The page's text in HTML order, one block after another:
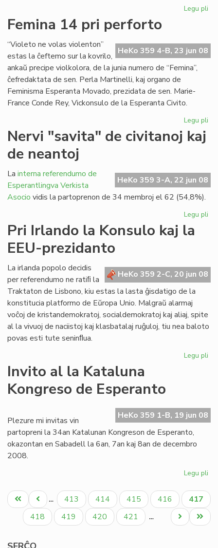
Legu pli
nia
Femina 14 pri perforto
HeKo 359 4-B, 23 jun 08
“Violeto ne volas violenton”
estas la ĉeftemo sur la kovrilo,
ankaŭ precipe violkolora, de la junia numero de “Femina”,
ĉefredaktata de sen. Perla Martinelli, kaj organo de
Feminisma Esperanta Movado, prezidata de sen. Marie-
France Conde Rey, Vickonsulo de la Esperanta Civito.
Legu pli
Nervi "savita" de civitanoj kaj
de neantoj
HeKo 359 3-A, 22 jun 08
La interna referendumo de
Esperantlingva Verkista
Asocio vidis la partoprenon de 34 membroj el 62 (54,8%).
Legu pli
kaj
Pri Irlando la Konsulo kaj la
EEU-prezidanto
HeKo 359 2-C, 20 jun 08
La irlanda popolo decidis
per referendumo ne ratiﬁ la
Traktaton de Lisbono, kiu estas la lasta ĝisdatigo de la
konstitucia platformo de Eŭropa Unio. Malgraŭ alarmaj
voĉoj de kristandemokratoj, socialdemokratoj kaj aliaj, spite
al la vivuoj de naciistoj kaj klasbatalaj ruĝuloj, tiu nea baloto
povas esti tute seninﬂua.
Legu pli
kaj
Invito al la Kataluna
Kongreso de Esperanto
HeKo 359 1-B, 19 jun 08
Plezure mi invitas vin
partopreni la 34an Katalunan Kongreson de Esperanto,
okazontan en Sabadell la 6an, 7an kaj 8an de decembro
2008.
Legu pli
al
la
Pagination
Unua
paĝo
Antaŭa
paĝo
… Paĝo
413 Paĝo
414 Paĝo
415 Paĝo
416
Aktuala
paĝo
417
Paĝo
418 Paĝo
419 Paĝo
420 Paĝo
421 …
Last
page
Next
page